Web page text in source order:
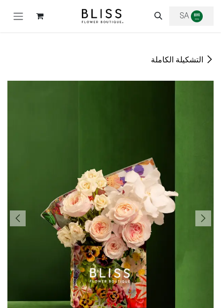
SA
التشكيلة الكاملة